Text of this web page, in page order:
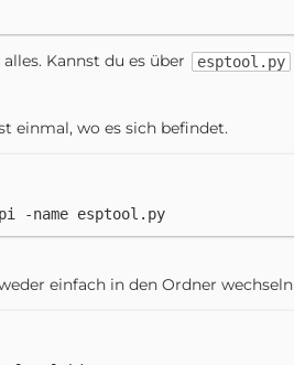
Kannst du es über esptool.py
einmal, wo es sich befindet.
-name esptool.py
einfach in den Ordner wechseln